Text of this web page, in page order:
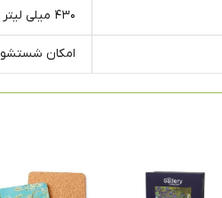
۴۳۰ میلی لیتر
امکان